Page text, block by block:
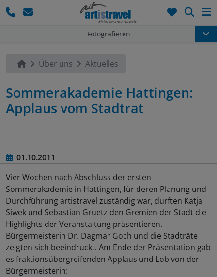
Fotografieren
Über uns Aktuelles
Sommerakademie Hattingen:
Applaus vom Stadtrat
01.10.2011
Vier Wochen nach Abschluss der ersten
Sommerakademie in Hattingen, für deren Planung und
Durchführung artistravel zuständig war, durften Katja
Siwek und Sebastian Gruetz den Gremien der Stadt die
Highlights der Veranstaltung präsentieren.
Bürgermeisterin Dr. Dagmar Goch und die Stadträte
zeigten sich beeindruckt. Am Ende der Präsentation gab
es fraktionsübergreifenden Applaus und Lob von der
Bürgermeisterin: